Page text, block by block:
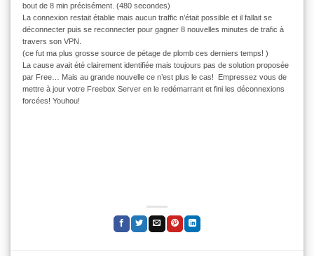
bout de 8 min précisément. (480 secondes)
La connexion restait établie mais aucun traffic n’était possible et il fallait se
déconnecter puis se reconnecter pour gagner 8 nouvelles minutes de trafic à
travers son VPN.
(ce fut ma plus grosse source de pétage de plomb ces derniers temps! )
La cause avait été clairement identifiée mais toujours pas de solution proposée
par Free… Mais au grande nouvelle ce n’est plus le cas! Empressez vous de
mettre à jour votre Freebox Server en le redémarrant et fini les déconnexions
forcées! Youhou!